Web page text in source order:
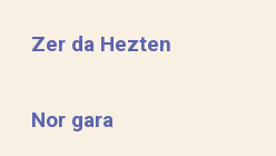
Zer da Hezten
Nor gara